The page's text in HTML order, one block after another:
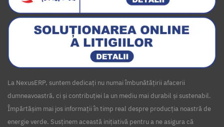
La NexusERP, suntem dedicați nu numai îmbunătățirii afacerii
dumneavoastră, ci și contribuției la un mediu mai durabil și sustenabil.
Împărtășim mai jos informații în timp real despre producția noastră de
energie verde. Susținem această inițiativă pentru a ne asigura că